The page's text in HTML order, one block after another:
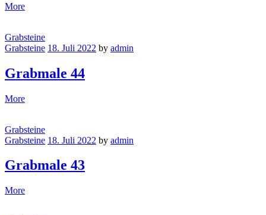
More
Grabsteine
Grabsteine 18. Juli 2022 by admin
Grabmale 44
More
Grabsteine
Grabsteine 18. Juli 2022 by admin
Grabmale 43
More